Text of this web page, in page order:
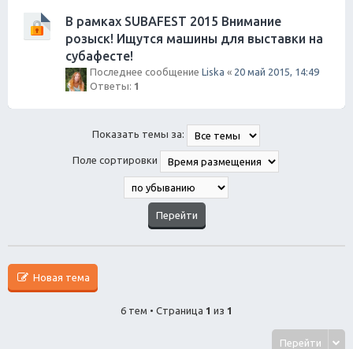
В рамках SUBAFEST 2015 Внимание
розыск! Ищутся машины для выставки на
субафесте!
Последнее сообщение Liska « 20 май 2015, 14:49
Ответы: 1
Показать темы за:
Поле сортировки
Новая тема
6 тем • Страница 1 из 1
Перейти